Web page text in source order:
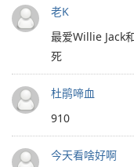
老K
最爱Willie Jack
死
杜鹃啼血
910
今天看啥好啊